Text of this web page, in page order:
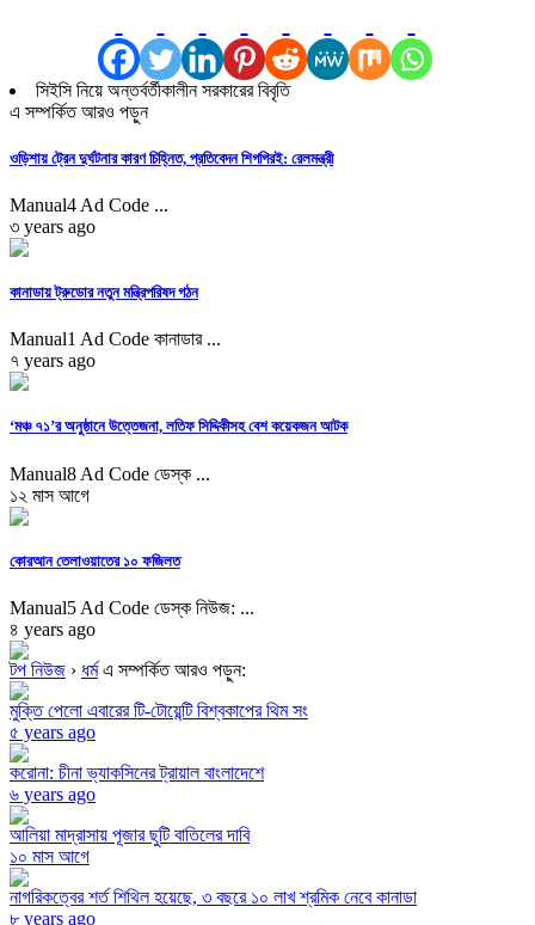
সিইসি নিয়ে অন্তর্বর্তীকালীন সরকারের বিবৃতি
এ সম্পর্কিত আরও পড়ুন
ওড়িশায় ট্রেন দুর্ঘটনার কারণ চিহ্নিত, প্রতিবেদন শিগগিরই: রেলমন্ত্রী
Manual4 Ad Code ...
৩ years ago
কানাডায় ট্রুডোর নতুন মন্ত্রিপরিষদ গঠন
Manual1 Ad Code কানাডার ...
৭ years ago
‘মঞ্চ ৭১’র অনুষ্ঠানে উত্তেজনা, লতিফ সিদ্দিকীসহ বেশ কয়েকজন আটক
Manual8 Ad Code ডেস্ক ...
১২ মাস আগে
কোরআন তেলাওয়াতের ১০ ফজিলত
Manual5 Ad Code ডেস্ক নিউজ: ...
৪ years ago
টপ নিউজ › ধর্মএ সম্পর্কিত আরও পড়ুন:
মুক্তি পেলো এবারের টি-টোয়েন্টি বিশ্বকাপের থিম সং
৫ years ago
করোনা: চীনা ভ্যাকসিনের ট্রায়াল বাংলাদেশে
৬ years ago
আলিয়া মাদ্রাসায় পূজার ছুটি বাতিলের দাবি
১০ মাস আগে
নাগরিকত্বের শর্ত শিথিল হয়েছে, ৩ বছরে ১০ লাখ শ্রমিক নেবে কানাডা
৮ years ago